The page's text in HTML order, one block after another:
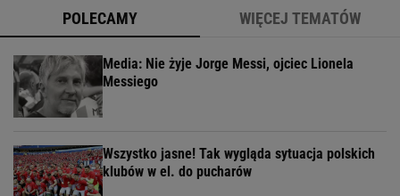
POLECAMY WIĘCEJ TEMATÓW
Media: Nie żyje Jorge Messi, ojciec Lionela
Messiego
Wszystko jasne! Tak wygląda sytuacja polskich
klubów w el. do pucharów